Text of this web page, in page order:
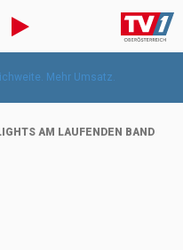
AM LAUFENDEN BAND